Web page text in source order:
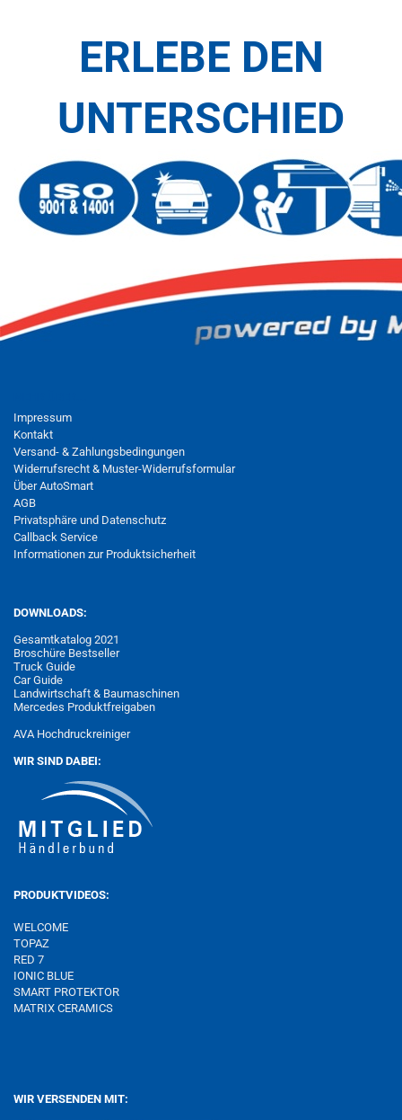
ERLEBE DEN
UNTERSCHIED
Impressum
Kontakt
Versand- & Zahlungsbedingungen
Widerrufsrecht & Muster-Widerrufsformular
Über AutoSmart
AGB
Privatsphäre und Datenschutz
Callback Service
Informationen zur Produktsicherheit
DOWNLOADS:
Gesamtkatalog 2021
Broschüre Bestseller
Truck Guide
Car Guide
Landwirtschaft & Baumaschinen
Mercedes Produktfreigaben
AVA Hochdruckreiniger
WIR SIND DABEI:
PRODUKTVIDEOS:
WELCOME
TOPAZ
RED 7
IONIC BLUE
SMART PROTEKTOR
MATRIX CERAMICS
WIR VERSENDEN MIT: